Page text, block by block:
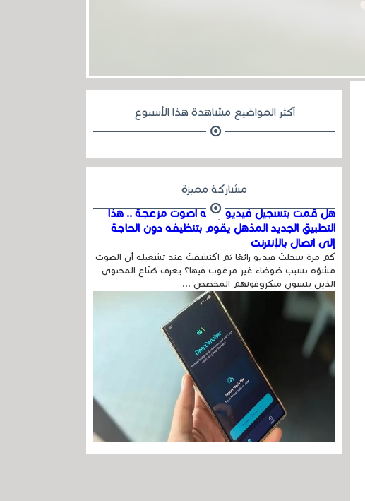
أكثر المواضيع مشاهدة هذا الأسبوع
مشاركة مميزة
هل قمت بتسجيل فيديو وفيه أصوت مزعجة .. هذا
التطبيق الجديد المذهل يقوم بتنظيفه دون الحاجة
إلى اتصال بالإنترنت
كم مرة سجلتَ فيديو رائعًا ثم اكتشفتَ عند تشغيله أن الصوت
مشوّه بسبب ضوضاء غير مرغوب فيها؟ يعرف صُنّاع المحتوى
الذين ينسون ميكروفونهم المخصص ...